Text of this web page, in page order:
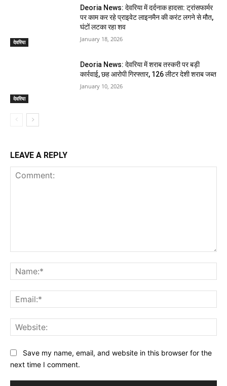
देवरिया
Deoria News: देवरिया में दर्दनाक हादसा: ट्रांसफार्मर
पर काम कर रहे प्राइवेट लाइनमैन की करंट लगने से मौत,
घंटों लटका रहा शव
January 18, 2026
देवरिया
Deoria News: देवरिया में शराब तस्करी पर बड़ी
कार्रवाई, छह आरोपी गिरफ्तार, 126 लीटर देशी शराब जब्त
January 10, 2026
LEAVE A REPLY
Save my name, email, and website in this browser for the
next time I comment.